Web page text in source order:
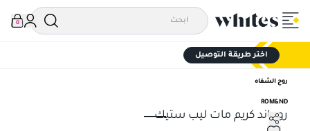
0
اختر طريقة التوصيل
روج الشفاه
ROM&ND
روماند كريم مات ليب ستيك